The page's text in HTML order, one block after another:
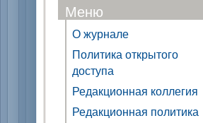
Меню
О журнале
Политика открытого
доступа
Редакционная коллегия
Редакционная политика